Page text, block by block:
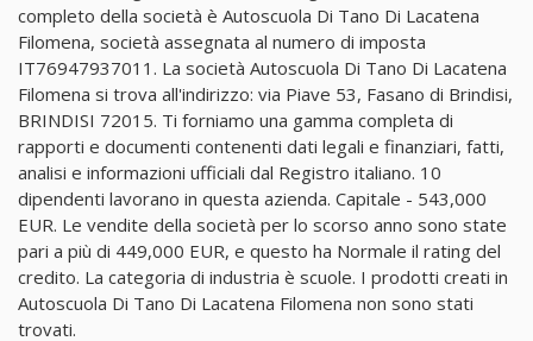
completo della società è Autoscuola Di Tano Di Lacatena
Filomena, società assegnata al numero di imposta
IT76947937011. La società Autoscuola Di Tano Di Lacatena
Filomena si trova all'indirizzo: via Piave 53, Fasano di Brindisi,
BRINDISI 72015. Ti forniamo una gamma completa di
rapporti e documenti contenenti dati legali e finanziari, fatti,
analisi e informazioni ufficiali dal Registro italiano. 10
dipendenti lavorano in questa azienda. Capitale - 543,000
EUR. Le vendite della società per lo scorso anno sono state
pari a più di 449,000 EUR, e questo ha Normale il rating del
credito. La categoria di industria è scuole. I prodotti creati in
Autoscuola Di Tano Di Lacatena Filomena non sono stati
trovati.